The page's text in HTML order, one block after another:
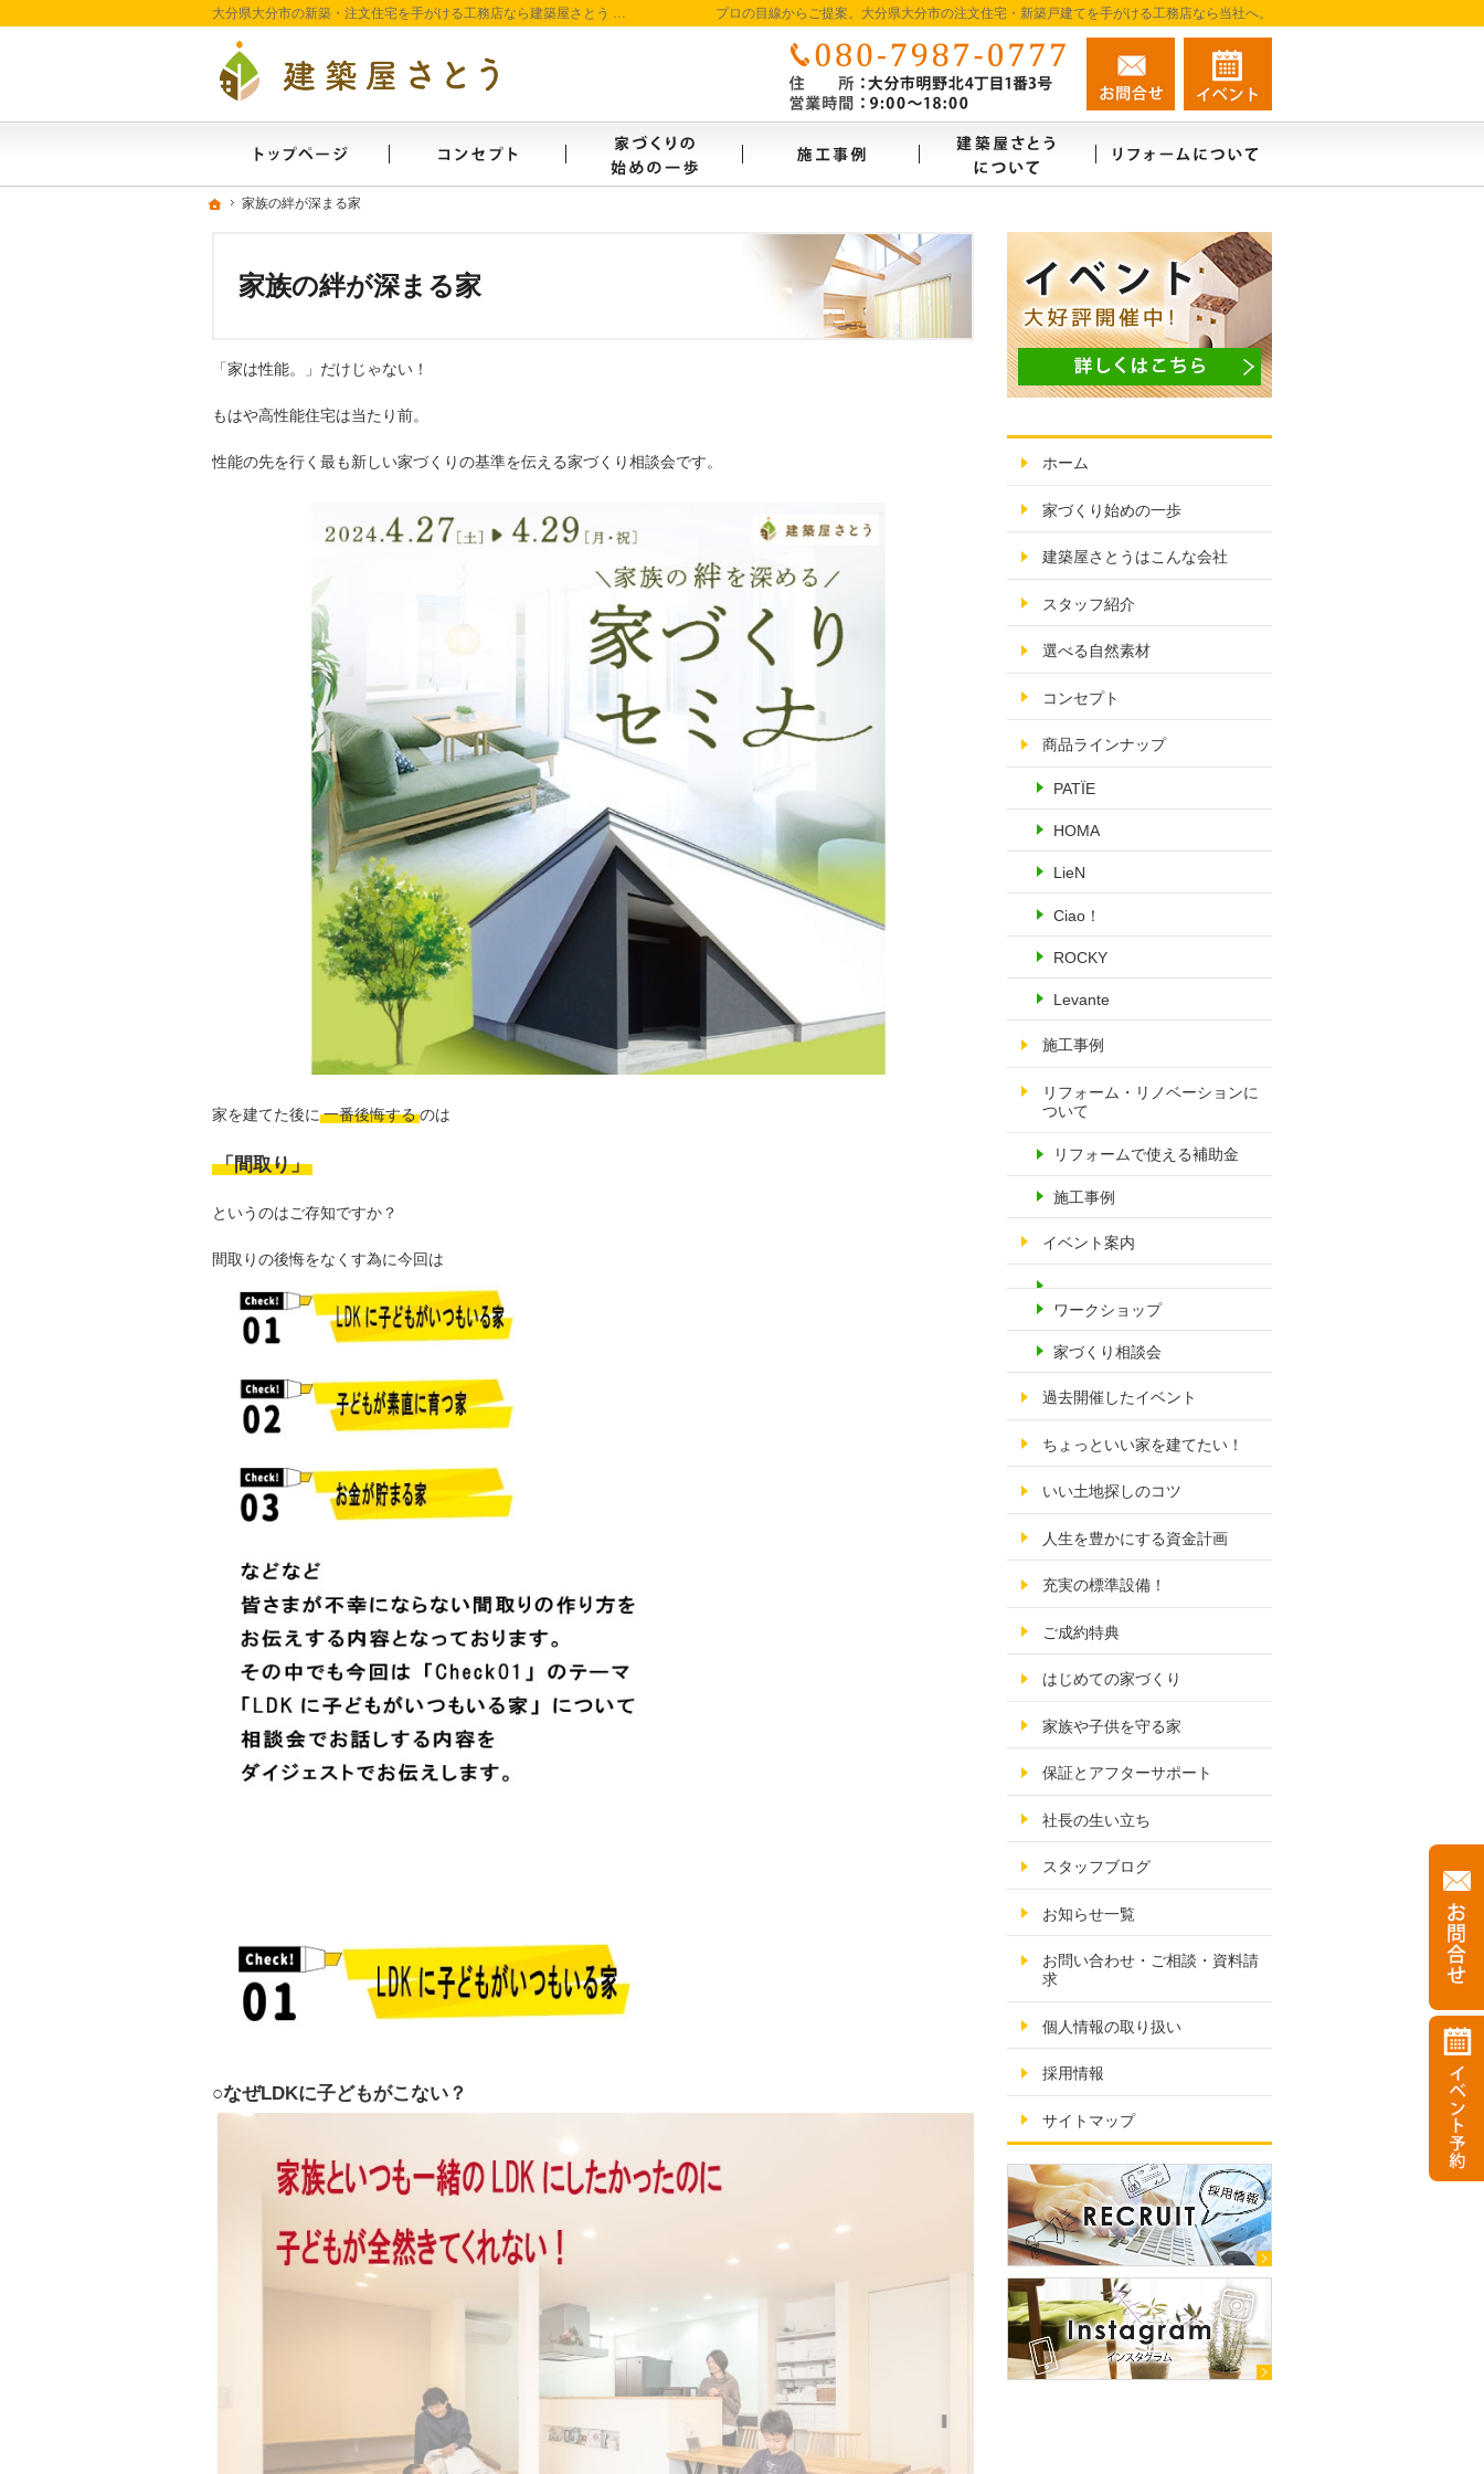
ホーム
家族の絆が深まる家
家族の絆が深まる家
プロの目線からご提案。大分県大分市の注文住宅・新築戸建てを手がける工務店なら当社へ。
大分県大分市の新築・注文住宅を手がける工務店なら建築屋さとう 本物の自然素材を使った、わくわくのビュッフェ形式の家づくり
家族の絆が深まる家
「家は性能。」だけじゃない！
もはや高性能住宅は当たり前。
性能の先を行く最も新しい家づくりの基準を伝える家づくり相談会です。
家を建てた後に 一番後悔するのは
「間取り」
というのはご存知ですか？
間取りの後悔をなくす為に今回は
○なぜLDKに子どもがこない？
ホーム
家づくり始めの一歩
建築屋さとうはこんな会社
スタッフ紹介
選べる自然素材
コンセプト
商品ラインナップ
PATÏE
HOMA
LieN
Ciao！
ROCKY
Levante
施工事例
リフォーム・リノベーションに
ついて
リフォームで使える補助金
施工事例
イベント案内
ワークショップ
家づくり相談会
過去開催したイベント
ちょっといい家を建てたい！
いい土地探しのコツ
人生を豊かにする資金計画
充実の標準設備！
ご成約特典
はじめての家づくり
家族や子供を守る家
保証とアフターサポート
社長の生い立ち
スタッフブログ
お知らせ一覧
お問い合わせ・ご相談・資料請
求
個人情報の取り扱い
採用情報
サイトマップ
080-7987-0777
営業時間9:00～18:00 定休日：不定休
ホーム
家族の絆が深まる家